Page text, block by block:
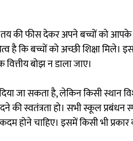
की फीस देकर अपने बच्चों को आपके
है कि बच्चों को अच्छी शिक्षा
बोझ न डाला जाए।
जा सकता है, लेकिन किसी स्थान
की स्वतंत्रता हो। सभी स्कूल
चाहिए। इसमें किसी भी प्रकार